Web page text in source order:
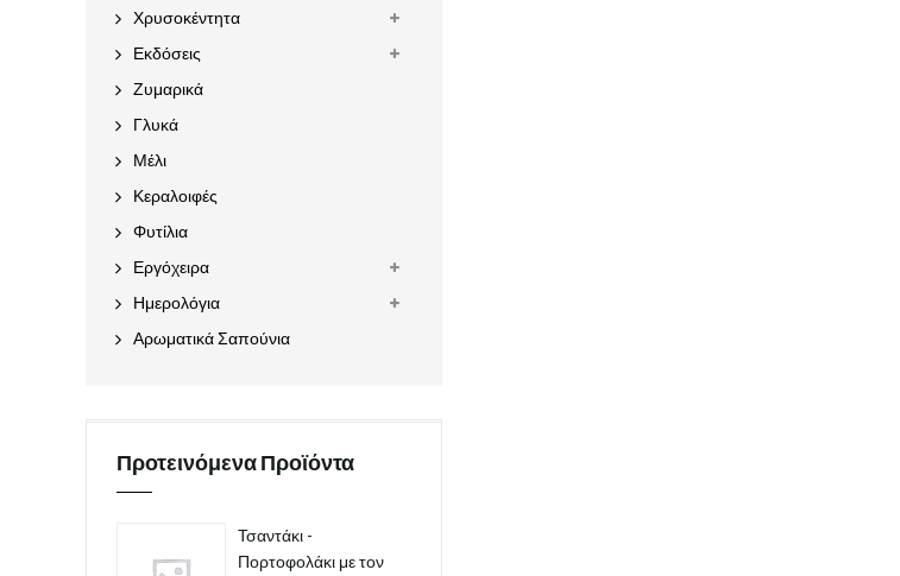
Χρυσοκέντητα
Εκδόσεις
Ζυμαρικά
Γλυκά
Μέλι
Κεραλοιφές
Φυτίλια
Εργόχειρα
Ημερολόγια
Αρωματικά Σαπούνια
Προτεινόμενα Προϊόντα
Τσαντάκι -
Πορτοφολάκι με τον